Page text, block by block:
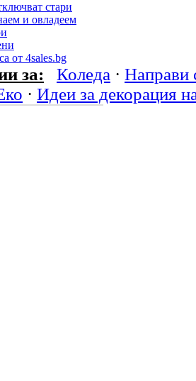
стари
и овладеем
от 4sales.bg
за: Коледа · Направи
· Идеи за декорация